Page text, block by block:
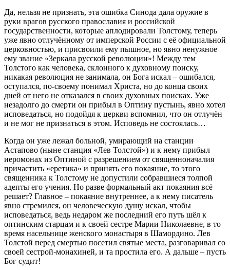
Да, нельзя не признать, эта ошибка Синода дала оружие в
руки врагов русского православия и российской
государственности, которые аплодировали Толстому, теперь
уже явно отлучённому от имперской России с её официальной
церковностью, и присвоили ему пышное, но явно ненужное
ему звание «Зеркала русской революции»! Между тем
Толстого как человека, склонного к духовному поиску,
никакая революция не занимала, он Бога искал – ошибался,
оступался, по-своему понимал Христа, но до конца своих
дней от него не отказался в своих духовных поисках. Уже
незадолго до смерти он прибыл в Оптину пустынь, явно хотел
исповедаться, но подойдя к церкви вспомнил, что он отлучён
и не мог не признаться в этом. Исповедь не состоялась…
Когда он уже лежал больной, умирающий на станции
Астапово (ныне станция «Лев Толстой») и к нему прибыл
иеромонах из Оптиной с разрешением от священноначалия
причастить «еретика» и принять его покаяние, то этого
священника к Толстому не допустили собравшиеся толпой
адепты его учения. Но разве формальный акт покаяния всё
решает? Главное – покаяние внутреннее, а к нему писатель
явно стремился, он человеческую душу искал, чтобы
исповедаться, ведь недаром же последний его путь шёл к
оптинским старцам и к своей сестре Марии Николаевне, в то
время насельнице женского монастыря в Шамордино. Лев
Толстой перед смертью посетил святые места, разговаривал со
своей сестрой-монахиней, и та простила его. А дальше – пусть
Бог судит!